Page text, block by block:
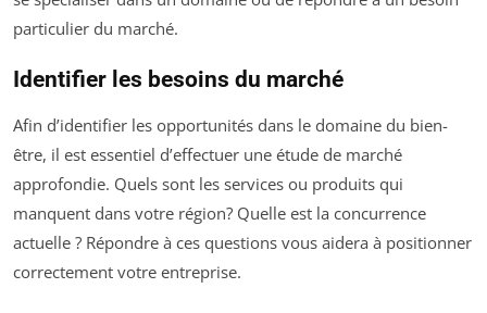
particulier du marché.
Identifier les besoins du marché
Afin d’identifier les opportunités dans le domaine du bien-
être, il est essentiel d’effectuer une étude de marché
approfondie. Quels sont les services ou produits qui
manquent dans votre région? Quelle est la concurrence
actuelle ? Répondre à ces questions vous aidera à positionner
correctement votre entreprise.